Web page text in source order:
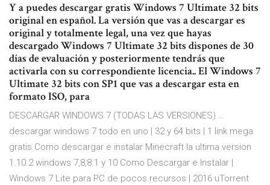
Y a puedes descargar gratis Windows 7 Ultimate 32 bits
original en español. La versión que vas a descargar es
original y totalmente legal, una vez que hayas
descargado Windows 7 Ultimate 32 bits dispones de 30
días de evaluación y posteriormente tendrás que
activarla con su correspondiente licencia.. El Windows 7
Ultimate 32 bits con SP1 que vas a descargar esta en
formato ISO, para
DESCARGAR WINDOWS 7 (TODAS LAS VERSIONES) …
descargar windows 7 todo en uno | 32 y 64 bits | 1 link mega
gratis Como descargar e instalar Minecraft la ultima version
1.10.2 windows 7,8,8.1 y 10 Como Descargar e Instalar |
Windows 7 Lite para PC de pocos recursos | 2016 uTorrent